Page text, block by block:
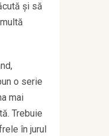
și să
o serie
mai
Trebuie
în jurul